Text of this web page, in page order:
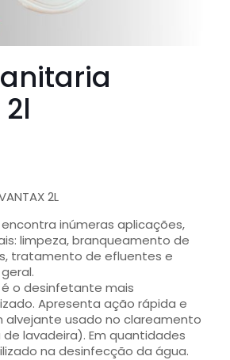
2L
inúmeras aplicações,
limpeza, branqueamento de
tratamento de efluentes e
é o desinfetante mais
Apresenta ação rápida e
alvejante usado no clareamento
lavadeira). Em quantidades
na desinfecção da água.